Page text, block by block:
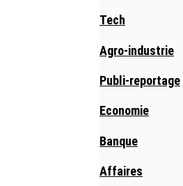
Tech
Agro-industrie
Publi-reportage
Economie
Banque
Affaires